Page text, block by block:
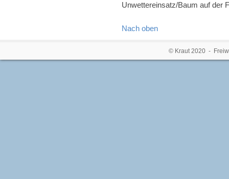
Unwettereinsatz/Baum auf der
Nach oben
© Kraut 2020 -